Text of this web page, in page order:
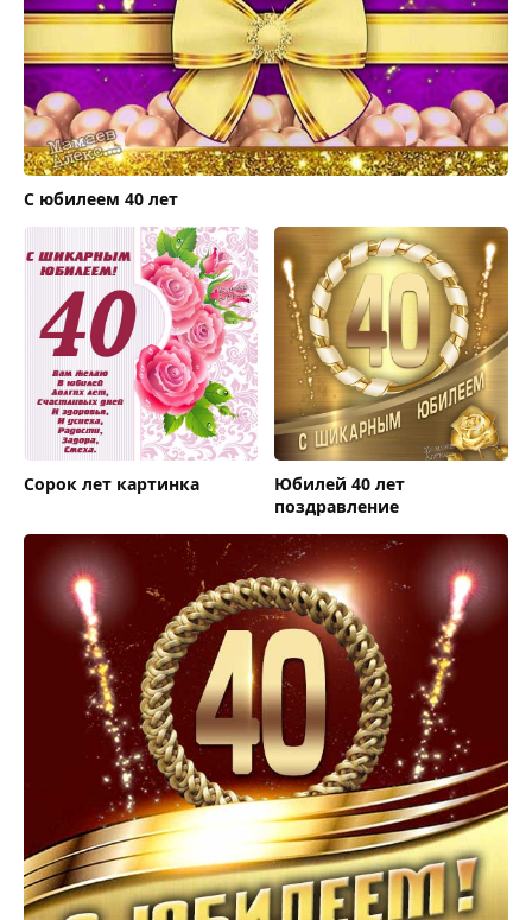
С юбилеем 40 лет
Сорок лет картинка
Юбилей 40 лет
поздравление